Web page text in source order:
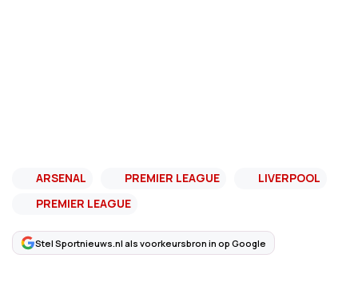
ARSENAL PREMIER LEAGUE
LIVERPOOL
PREMIER LEAGUE
Stel Sportnieuws.nl als voorkeursbron in op Google